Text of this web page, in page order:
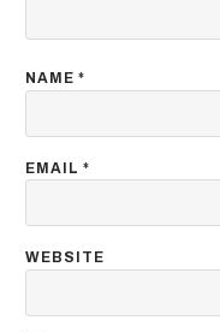
NAME *
EMAIL *
WEBSITE